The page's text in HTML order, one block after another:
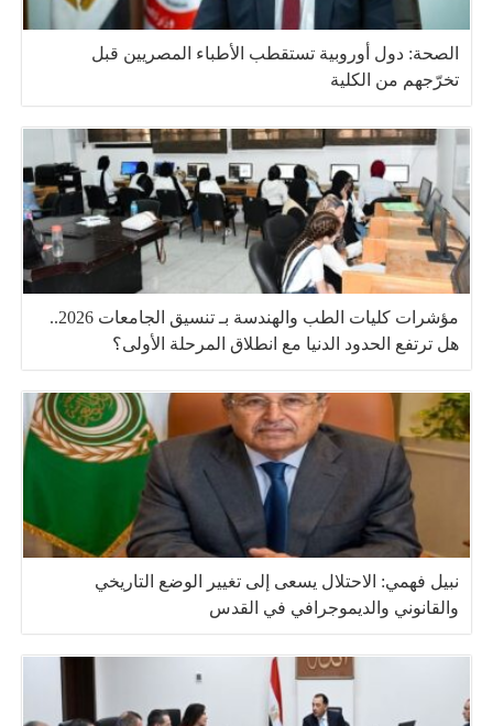
الصحة: دول أوروبية تستقطب الأطباء المصريين قبل
تخرّجهم من الكلية
مؤشرات كليات الطب والهندسة بـ تنسيق الجامعات 2026..
هل ترتفع الحدود الدنيا مع انطلاق المرحلة الأولى؟
نبيل فهمي: الاحتلال يسعى إلى تغيير الوضع التاريخي
والقانوني والديموجرافي في القدس